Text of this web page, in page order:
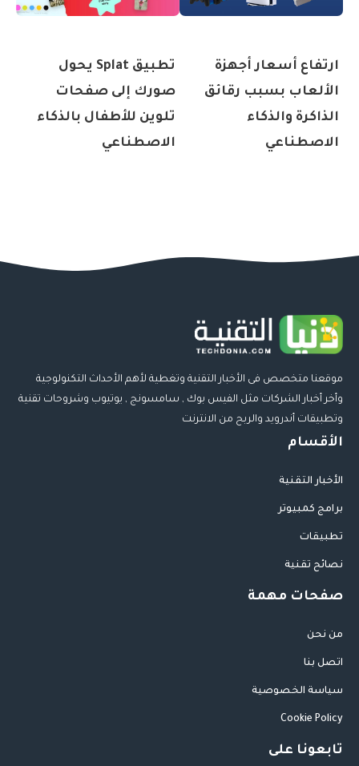
ارتفاع أسعار أجهزة
الألعاب بسبب رقائق
الذاكرة والذكاء
الاصطناعي
تطبيق Splat يحول
صورك إلى صفحات
تلوين للأطفال بالذكاء
الاصطناعي
موقعنا متخصص فى الأخبار التقنية وتغطية لأهم الأحداث التكنولوجية
وأخر أخبار الشركات مثل الفيس بوك , سامسونج , يوتيوب وشروحات تقنية
وتطبيقات أندرويد والربح من الانترنت
الأقسام
الأخبار التقنية
برامج كمبيوتر
تطبيقات
نصائح تقنية
صفحات مهمة
من نحن
اتصل بنا
سياسة الخصوصية
Cookie Policy
تابعونا على